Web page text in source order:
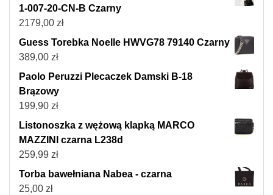
1-007-20-CN-B Czarny
2179,00 zł
Guess Torebka Noelle HWVG78 79140 Czarny
389,00 zł
Paolo Peruzzi Plecaczek Damski B-18
Brązowy
199,90 zł
Listonoszka z wężową klapką MARCO
MAZZINI czarna L238d
259,99 zł
Torba bawełniana Nabea - czarna
25,00 zł